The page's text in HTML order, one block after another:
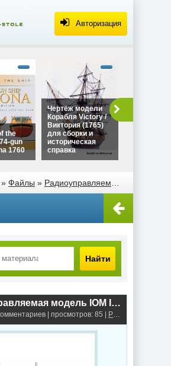
Авторизация
gun
1760"
the
gun
1760
Виктория (1765)
для сборки и
width="320"
Чертёж модели
Корабля Victory /
Виктория (1765)
для сборки и
историческая
справка
width="320"
» Файлы » Радиоуправляемые модели парусных яхт
Найти
Радиоуправляемая модель IOM IOM Predator
| просмотров: 85 | Радиоуправляемые модели парусных яхт